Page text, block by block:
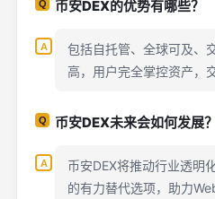
币安DEX的优势有哪些？
包括自托管、全球可及、
高，用户完全掌控资产，
币安DEX未来会如何发展？
币安DEX将推动行业透明
的有力替代选项，助力